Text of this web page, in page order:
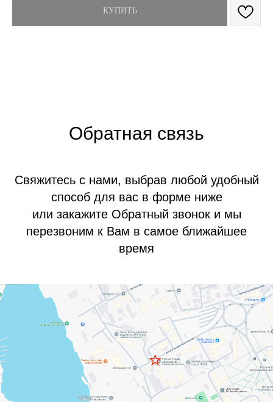
КУПИТЬ
Обратная связь
Свяжитесь с нами, выбрав любой удобный
способ для вас в форме ниже
или закажите Обратный звонок и мы
перезвоним к Вам в самое ближайшее
время